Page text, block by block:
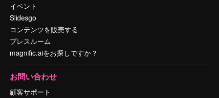
イベント
Slidesgo
コンテンツを販売する
プレスルーム
magnific.aiをお探しですか？
お問い合わせ
顧客サポート